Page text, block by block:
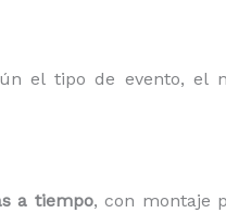
el tipo de evento, el
a tiempo, con montaje